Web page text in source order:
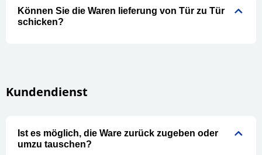
Können Sie die Waren lieferung von Tür zu Tür
schicken?
Kundendienst
Ist es möglich, die Ware zurück zugeben oder
umzu tauschen?